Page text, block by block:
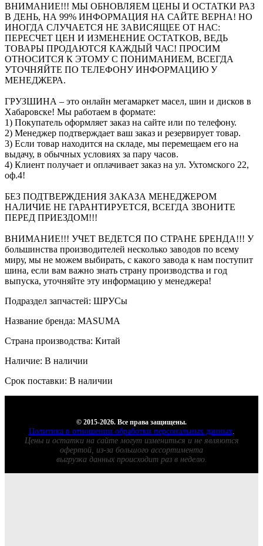
ВНИМАНИЕ!!! МЫ ОБНОВЛЯЕМ ЦЕНЫ И ОСТАТКИ РАЗ
В ДЕНЬ, НА 99% ИНФОРМАЦИЯ НА САЙТЕ ВЕРНА! НО
ИНОГДА СЛУЧАЕТСЯ НЕ ЗАВИСЯЩЕЕ ОТ НАС:
ПЕРЕСЧЕТ ЦЕН И ИЗМЕНЕНИЕ ОСТАТКОВ, ВЕДЬ
ТОВАРЫ ПРОДАЮТСЯ КАЖДЫЙ ЧАС! ПРОСИМ
ОТНОСИТСЯ К ЭТОМУ С ПОНИМАНИЕМ, ВСЕГДА
УТОЧНЯЙТЕ ПО ТЕЛЕФОНУ ИНФОРМАЦИЮ У
МЕНЕДЖЕРА.
ГРУЗШИНА – это онлайн мегамаркет масел, шин и дисков в
Хабаровске! Мы работаем в формате:
1) Покупатель оформляет заказ на сайте или по телефону.
2) Менеджер подтверждает ваш заказ и резервирует товар.
3) Если товар находится на складе, мы перемещаем его на
выдачу, в обычных условиях за пару часов.
4) Клиент получает и оплачивает заказ на ул. Ухтомского 22,
оф.4!
БЕЗ ПОДТВЕРЖДЕНИЯ ЗАКАЗА МЕНЕДЖЕРОМ
НАЛИЧИЕ НЕ ГАРАНТИРУЕТСЯ, ВСЕГДА ЗВОНИТЕ
ПЕРЕД ПРИЕЗДОМ!!!
ВНИМАНИЕ!!! УЧЕТ ВЕДЕТСЯ ПО СТРАНЕ БРЕНДА!!! У
большинства производителей несколько заводов по всему
миру, мы не можем выбирать, с какого завода к нам поступит
шина, если вам важно знать страну производства и год
выпуска, уточняйте эту информацию у менеджера!
Подраздел запчастей: ШРУСы
Название бренда: MASUMA
Страна производства: Китай
Наличие: В наличии
Срок поставки: В наличии
© 2015-2026. Все права защищены.
Политика в отношении обработки персональных данных.
Цены и остатки на сайте могут измениться и не являются
офертой, из-за большого ассортимента
выгрузка данных происходит раз в неделю.